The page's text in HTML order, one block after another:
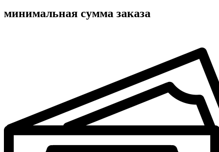
минимальная сумма заказа